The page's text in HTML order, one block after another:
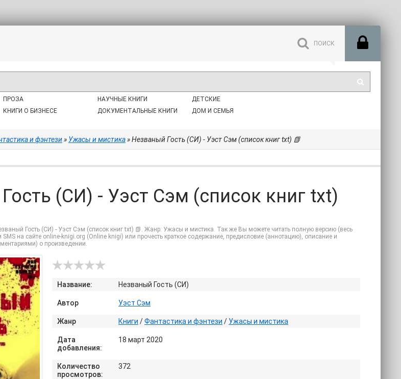
ПРОЗА
КНИГИ О БИЗНЕСЕ
НАУЧНЫЕ КНИГИ
ДОКУМЕНТАЛЬНЫЕ КНИГИ
ДЕТСКИЕ
ДОМ И СЕМЬЯ
и фэнтези» Ужасы и мистика» Незваный Гость (СИ) - Уэст Сэм (список книг txt) 📗
(СИ) - Уэст Сэм (список книг txt)
Гость (СИ) - Уэст Сэм (список книг txt) 📗. Жанр: Ужасы и мистика. Так же Вы можете читать полную версию (весь
SMS на сайте online-knigi.org (Online knigi) или прочесть краткое содержание, предисловие (аннотацию), описание и
о произведении.
Название: Незваный Гость (СИ)
Автор Уэст Сэм
Жанр Книги /Фантастика и фэнтези / Ужасы и мистика
Дата
добавления:
18 март 2020
Количество
просмотров:
372